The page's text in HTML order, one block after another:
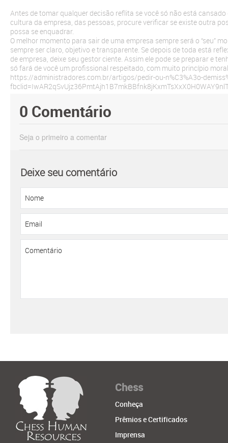
Antes de tomar qualquer decisão reflita se você só não está
cultura da empresa, das pessoas, procure verificar se existe outra
possa se enquadrar.
O melhor momento para sair de uma empresa sempre será o “seu”
sempre ser claro, objetivo e transparente. Se depois de toda está
de empresa, deixe seu gestor ciente. Assim ele pode se preparar e
só fará de você um profissional respeitado, com muito princípio
https://administradores.com.br/artigos/pedir-ou-n%C3%A3o-
0 Comentário
Seja o primeiro a comentar
Deixe seu comentário
Chess
Conheça
Prêmios e Certificados
Imprensa